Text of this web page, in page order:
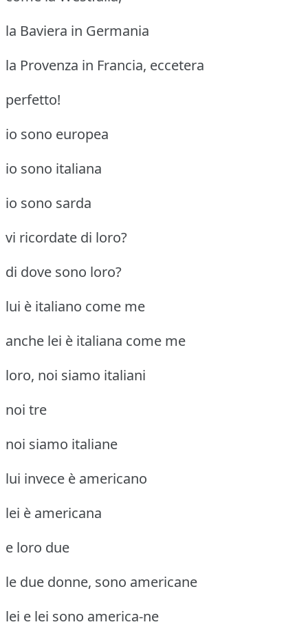
la Baviera in Germania
la Provenza in Francia, eccetera
perfetto!
io sono europea
io sono italiana
io sono sarda
vi ricordate di loro?
di dove sono loro?
lui è italiano come me
anche lei è italiana come me
loro, noi siamo italiani
noi tre
noi siamo italiane
lui invece è americano
lei è americana
e loro due
le due donne, sono americane
lei e lei sono america-ne